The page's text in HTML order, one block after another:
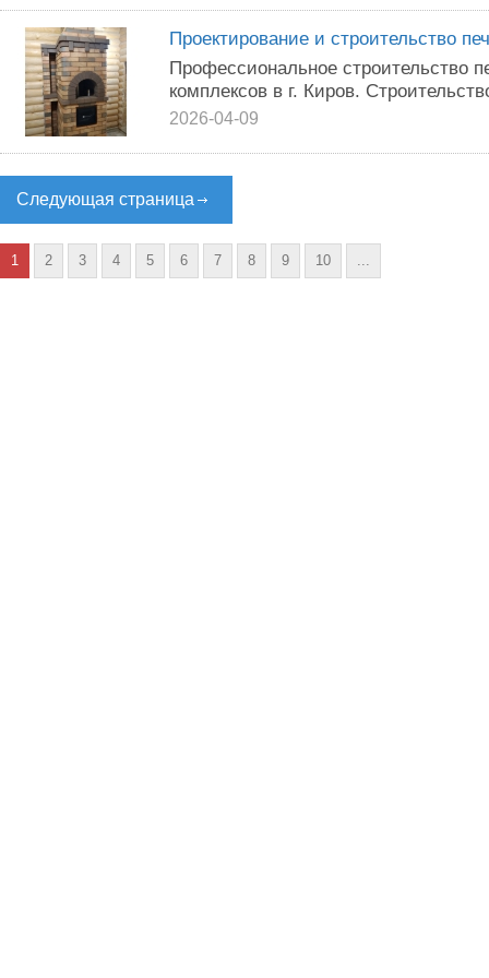
Проектирование и строительство
Профессиональное строительство
комплексов в г. Киров.
2026-04-09
Следующая страница
1 2 3 4 5 6 7 8 9 10 ...